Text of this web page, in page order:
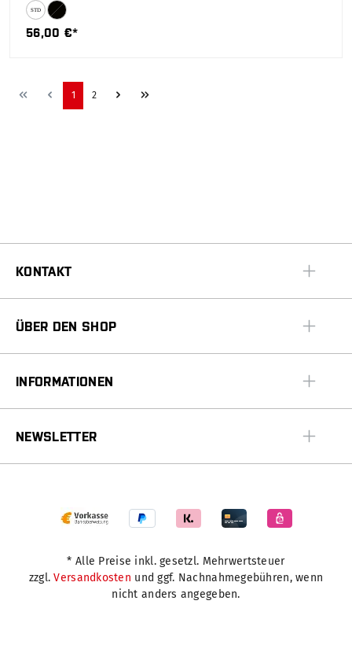
56,00 €*
1 2
KONTAKT
ÜBER DEN SHOP
INFORMATIONEN
NEWSLETTER
* Alle Preise inkl. gesetzl. Mehrwertsteuer
zzgl.Versandkosten und ggf. Nachnahmegebühren, wenn
nicht anders angegeben.